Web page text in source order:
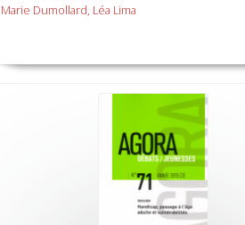
Marie Dumollard, Léa Lima